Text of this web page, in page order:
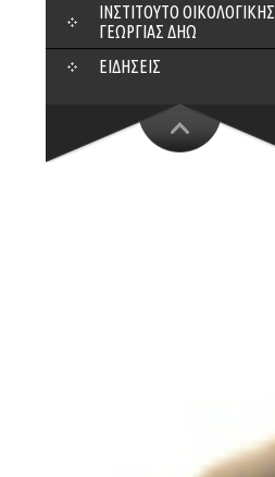
ΙΝΣΤΙΤΟΎΤΟ ΟΙΚΟΛΟΓΙΚΉΣ
ΓΕΩΡΓΊΑΣ ΔΗΩ
ΕΙΔΉΣΕΙΣ